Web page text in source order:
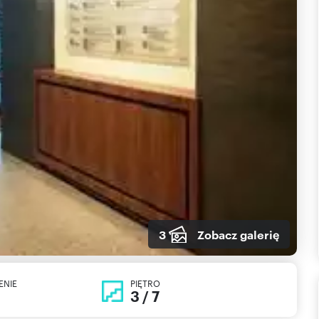
3 Zobacz galerię
PIĘTRO
3 / 7